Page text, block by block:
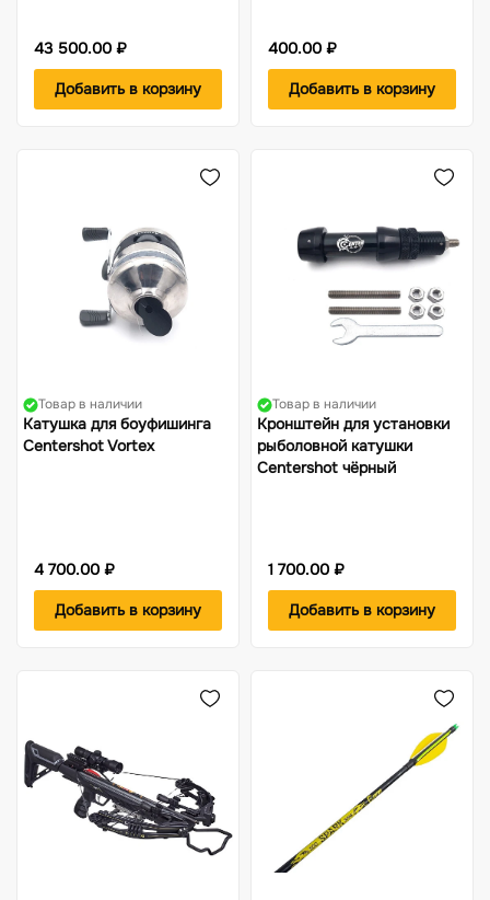
43 500.00 ₽
Добавить в корзину
400.00 ₽
Добавить в корзину
Товар в наличии
Катушка для боуфишинга
Centershot Vortex
4 700.00 ₽
Добавить в корзину
Товар в наличии
Кронштейн для установки
рыболовной катушки
Centershot чёрный
1 700.00 ₽
Добавить в корзину